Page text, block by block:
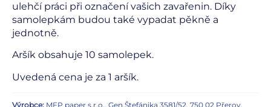
ulehčí práci při označení vašich zavařenin. Díky
samolepkám budou také vypadat pěkně a
jednotně.
Aršík obsahuje 10 samolepek.
Uvedená cena je za 1 aršík.
Výrobce: MFP paper s.r.o., Gen.Štefánika 3581/52, 750 02 Přerov,